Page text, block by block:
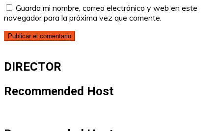
Guarda mi nombre, correo electrónico y web en este
navegador para la próxima vez que comente.
DIRECTOR
Recommended Host